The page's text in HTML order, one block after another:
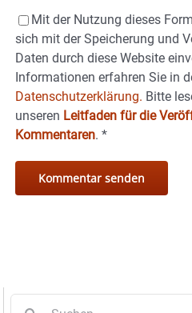
Mit der Nutzung dieses
sich mit der Speicherung und
Daten durch diese Website
Informationen erfahren Sie in
Datenschutzerklärung. Bitte
unseren Leitfaden für die
Kommentaren. *